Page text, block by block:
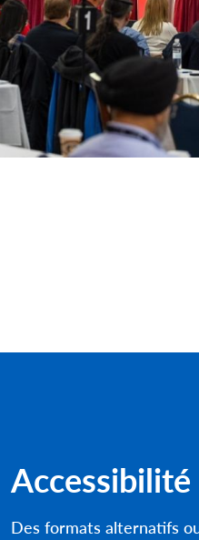
Accessibilité
Des formats alternatifs